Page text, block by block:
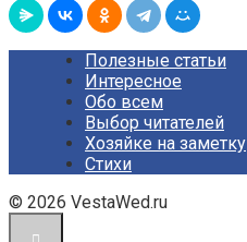
Полезные статьи
Интересное
Обо всем
Выбор читателей
Хозяйке на заметку
Стихи
© 2026 VestaWed.ru